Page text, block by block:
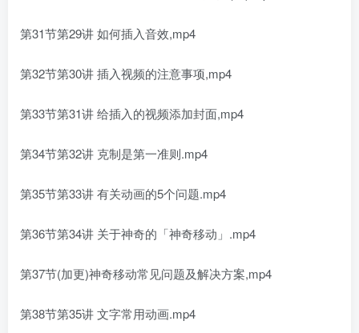
第31节第29讲 如何插入音效,mp4
第32节第30讲 插入视频的注意事项,mp4
第33节第31讲 给插入的视频添加封面,mp4
第34节第32讲 克制是第一准则.mp4
第35节第33讲 有关动画的5个问题.mp4
第36节第34讲 关于神奇的「神奇移动」.mp4
第37节(加更)神奇移动常见问题及解决方案,mp4
第38节第35讲 文字常用动画.mp4